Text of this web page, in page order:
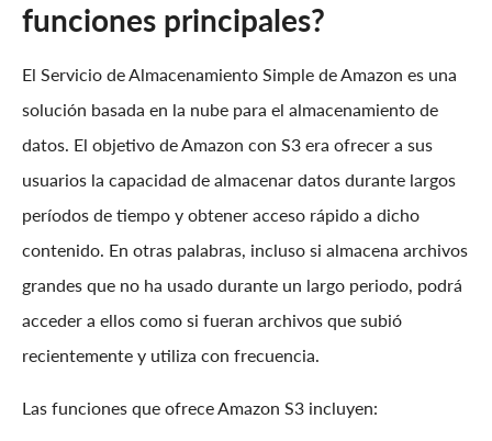
funciones principales?
El Servicio de Almacenamiento Simple de Amazon es una
solución basada en la nube para el almacenamiento de
datos. El objetivo de Amazon con S3 era ofrecer a sus
usuarios la capacidad de almacenar datos durante largos
períodos de tiempo y obtener acceso rápido a dicho
contenido. En otras palabras, incluso si almacena archivos
grandes que no ha usado durante un largo periodo, podrá
acceder a ellos como si fueran archivos que subió
recientemente y utiliza con frecuencia.
Las funciones que ofrece Amazon S3 incluyen: